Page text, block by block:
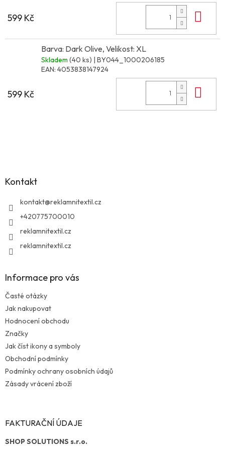
599 Kč
Barva: Dark Olive, Velikost: XL
Skladem (40 ks) | BY044_1000206185
EAN: 4053838147924
599 Kč
Kontakt
kontakt@reklamnitextil.cz
+420775700010
reklamnitextil.cz
reklamnitextil.cz
Informace pro vás
Časté otázky
Jak nakupovat
Hodnocení obchodu
Značky
Jak číst ikony a symboly
Obchodní podmínky
Podmínky ochrany osobních údajů
Zásady vrácení zboží
FAKTURAČNÍ ÚDAJE
SHOP SOLUTIONS s.r.o.